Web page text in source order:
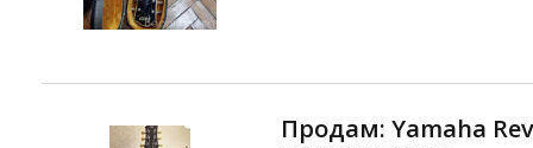
Продам: Yamaha